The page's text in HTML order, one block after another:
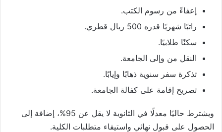
إعفاءً من رسوم الكتب.
راتبًا شهريًا قدره 500 ريال قطري.
سكنًا طلابيًا.
النقل من وإلى الجامعة.
تذكرة سفر سنوية ذهابًا وإيابًا.
تصريح إقامة على كفالة الجامعة.
ويشترط حاليًا معدلًا في الثانوية لا يقل عن 95%، إضافة إلى
الحصول على قبول نهائي واستيفاء متطلبات الكلية.